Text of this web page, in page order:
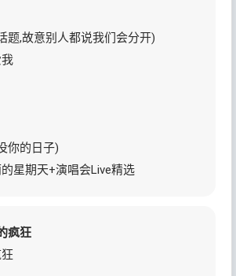
题,故意别人都说我们会分开)
你的日子)
星期天+演唱会Live精选
疯狂